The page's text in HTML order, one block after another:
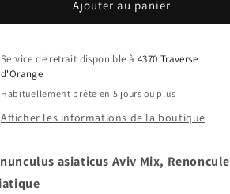
Ranunculus
Aviv
Mélange,
Renoncule
Jardin
de
Ranunculus
Aviv
Renoncule
Jardin
Ajouter au panier
Service de retrait disponible à 4370 Traverse
d'Orange
Habituellement prête en 5 jours ou plus
Afficher les informations de la boutique
asiaticus Aviv Mix, Renoncule